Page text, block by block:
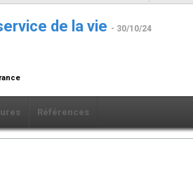
de la vie - 30/10/24
Références